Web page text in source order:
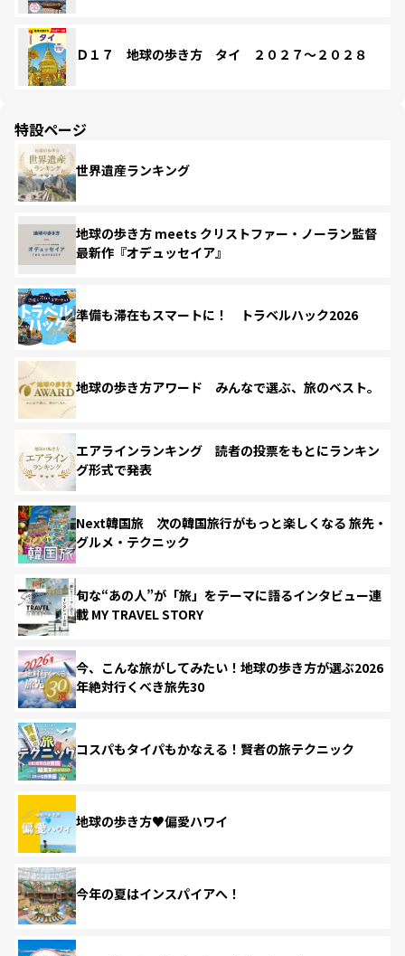
Ｄ１７ 地球の歩き方 タイ ２０２７～２０２８
特設ページ
世界遺産ランキング
地球の歩き方 meets クリストファー・ノーラン監督
最新作『オデュッセイア』
準備も滞在もスマートに！ トラベルハック2026
地球の歩き方アワード みんなで選ぶ、旅のベスト。
エアラインランキング 読者の投票をもとにランキン
グ形式で発表
Next韓国旅 次の韓国旅行がもっと楽しくなる 旅先・
グルメ・テクニック
旬な“あの人”が「旅」をテーマに語るインタビュー連
載 MY TRAVEL STORY
今、こんな旅がしてみたい！地球の歩き方が選ぶ2026
年絶対行くべき旅先30
コスパもタイパもかなえる！賢者の旅テクニック
地球の歩き方♥偏愛ハワイ
今年の夏はインスパイアへ！